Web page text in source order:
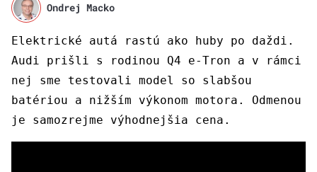
Ondrej Macko
Elektrické autá rastú ako huby po daždi.
Audi prišli s rodinou Q4 e-Tron a v rámci
nej sme testovali model so slabšou
batériou a nižším výkonom motora. Odmenou
je samozrejme výhodnejšia cena.